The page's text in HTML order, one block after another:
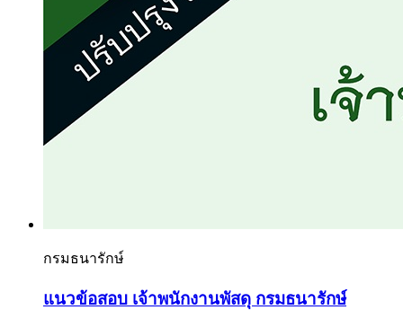
กรมธนารักษ์
แนวข้อสอบ เจ้าพนักงานพัสดุ กรมธนารักษ์